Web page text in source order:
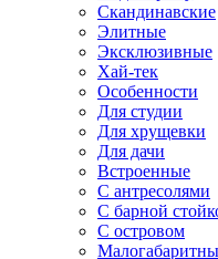
Скандинавские
Элитные
Эксклюзивные
Хай-тек
Особенности
Для студии
Для хрущевки
Для дачи
Встроенные
С антресолями
С барной
С островом